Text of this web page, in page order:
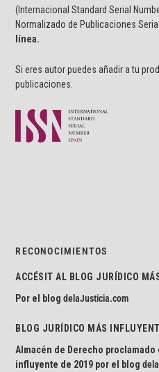
(Internacional Standard Serial
Normalizado de Publicaciones
línea.
Si eres autor puedes añadir a tu
publicaciones.
RECONOCIMIENTOS
ACCÉSIT AL BLOG JURÍDICO
Por el blogdelaJusticia.com
BLOG JURÍDICO MÁS
Almacén de Derecho
influyente de 2019 por el blog